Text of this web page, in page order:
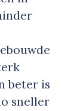
beter is
sneller